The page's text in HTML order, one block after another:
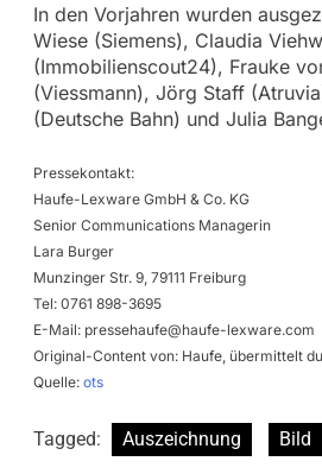
In den Vorjahren wurden
Wiese (Siemens), Claudia
(Immobilienscout24), Frauke
(Viessmann), Jörg Staff
(Deutsche Bahn) und Julia
Pressekontakt:
Haufe-Lexware GmbH & Co. KG
Senior Communications Managerin
Lara Burger
Munzinger Str. 9, 79111 Freiburg
Tel: 0761 898-3695
E-Mail: pressehaufe@haufe-lexware.com
Original-Content von: Haufe, übermittelt
Quelle: ots
Tagged: Auszeichnung Bild